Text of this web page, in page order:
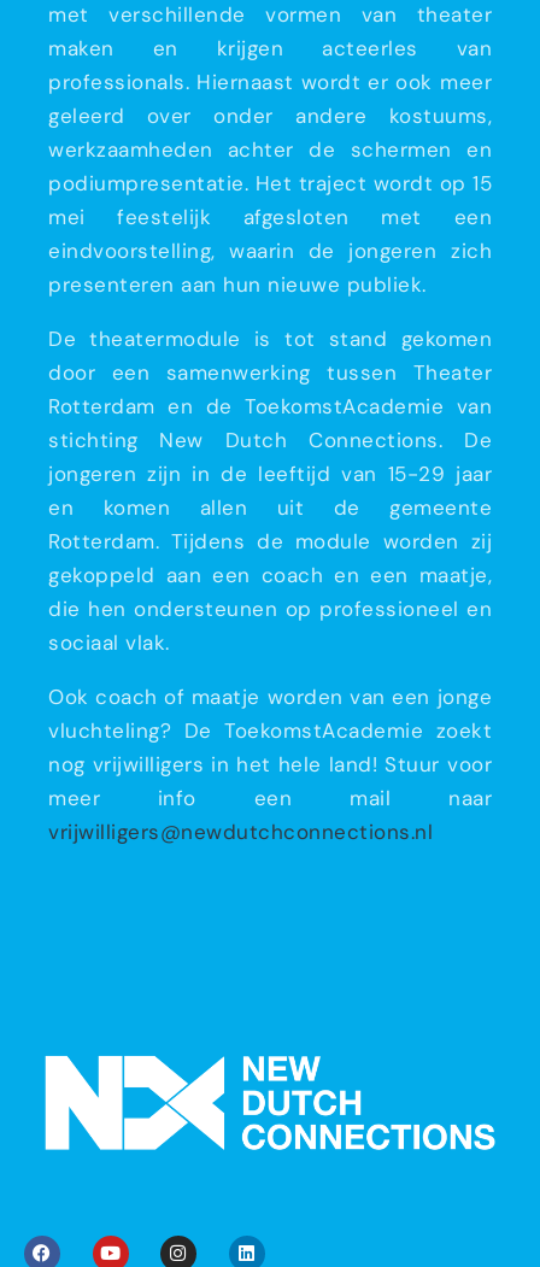
met verschillende vormen van theater
maken en krijgen acteerles van
professionals. Hiernaast wordt er ook meer
geleerd over onder andere kostuums,
werkzaamheden achter de schermen en
podiumpresentatie. Het traject wordt op 15
mei feestelijk afgesloten met een
eindvoorstelling, waarin de jongeren zich
presenteren aan hun nieuwe publiek.
De theatermodule is tot stand gekomen
door een samenwerking tussen Theater
Rotterdam en de ToekomstAcademie van
stichting New Dutch Connections. De
jongeren zijn in de leeftijd van 15-29 jaar
en komen allen uit de gemeente
Rotterdam. Tijdens de module worden zij
gekoppeld aan een coach en een maatje,
die hen ondersteunen op professioneel en
sociaal vlak.
Ook coach of maatje worden van een jonge
vluchteling? De ToekomstAcademie zoekt
nog vrijwilligers in het hele land! Stuur voor
meer info een mail naar
vrijwilligers@newdutchconnections.nl